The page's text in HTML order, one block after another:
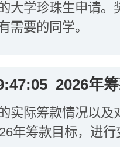
大学珍珠生申请
需要的同学。
2026年
实际筹款情况以
年筹款目标，进行